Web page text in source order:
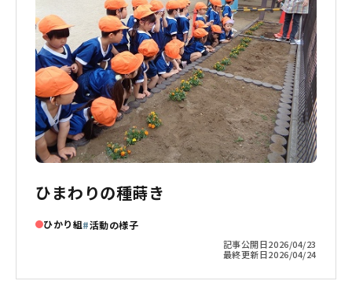
ひまわりの種蒔き
ひかり組 活動の様子
記事公開日2026/04/23
最終更新日2026/04/24